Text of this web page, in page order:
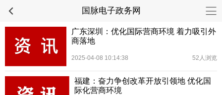
国脉电子政务网
广东深圳：优化国际营商环境 着力吸引外
商落地
2025-04-08 10:14:38 52人浏览
福建：奋力争创改革开放引领地 优化国
际化营商环境